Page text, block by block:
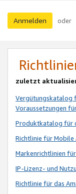
Anmelden oder
zuletzt
Vergütungskatalog
Voraussetzungen
Produktkatalog für
Richtlinie für Mobile
Markenrichtlinien
IP-Lizenz- und
Richtlinie für das